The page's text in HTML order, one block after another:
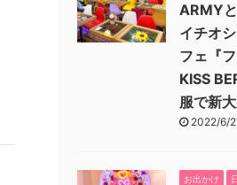
ARMY
イチオ
フェ『
KISS
服で新
2022/6/
お出かけ